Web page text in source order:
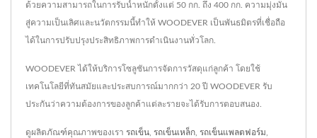
ด้วยความสามารถในการรับน้ำหนักตั้งแต่ 50 กก. ถึง 400 กก. ความมุ่งมั่น
สู่ความเป็นเลิศและนวัตกรรมนี้ทำให้ WOODEVER เป็นพันธมิตรที่เชื่อถือ
ได้ในการปรับปรุงประสิทธิภาพการดำเนินงานทั่วโลก.
WOODEVER ได้ให้บริการโซลูชันการจัดการวัสดุแก่ลูกค้า โดยใช้
เทคโนโลยีที่ทันสมัยและประสบการณ์มากกว่า 20 ปี WOODEVER รับ
ประกันว่าความต้องการของลูกค้าแต่ละรายจะได้รับการตอบสนอง.
ดูผลิตภัณฑ์คุณภาพของเรา รถเข็น รถเข็นเหล็ก รถเข็นแพลตฟอร์ม